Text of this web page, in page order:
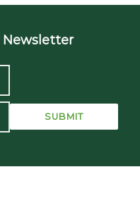
Newsletter